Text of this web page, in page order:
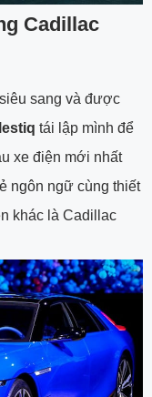
Cadillac
sang và được
tái lập mình để
xe điện mới nhất
ngôn ngữ cùng thiết
khác là Cadillac